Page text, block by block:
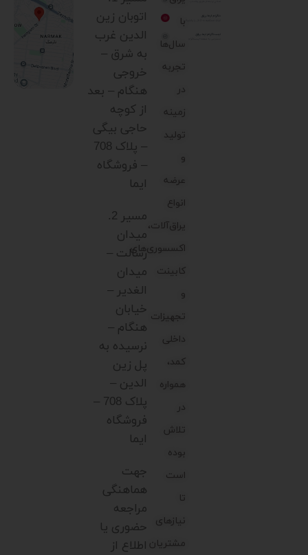
با
سال‌ها
تجربه
در
زمینه
تولید
و
عرضه
انواع
یراق‌آلات،
اکسسوری‌های
کابینت
و
تجهیزات
داخلی
کمد،
همواره
در
تلاش
بوده
است
تا
نیازهای
مشتریان
اتوبان زین
الدین غرب
به شرق –
خروجی
هنگام – بعد
از کوچه
حاجی بیگی
– پلاک 708
– فروشگاه
ایما
مسیر 2.
میدان
رسالت –
میدان
الغدیر –
خیابان
هنگام –
نرسیده به
پل زین
الدین –
پلاک 708 –
فروشگاه
ایما
جهت
هماهنگی
مراجعه
حضوری یا
اطلاع از